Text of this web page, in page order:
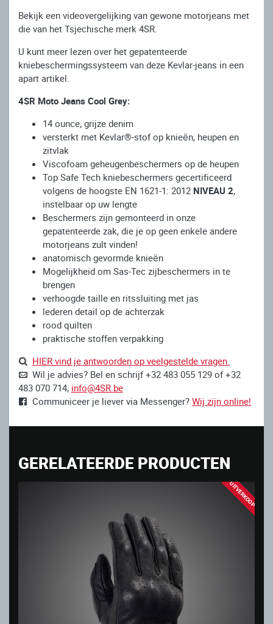
Bekijk een videovergelijking van gewone motorjeans met
die van het Tsjechische merk 4SR.
U kunt meer lezen over het gepatenteerde
kniebeschermingssysteem van deze Kevlar-jeans in een
apart artikel.
4SR Moto Jeans Cool Grey:
14 ounce, grijze denim
versterkt met Kevlar®-stof op knieën, heupen en
zitvlak
Viscofoam geheugenbeschermers op de heupen
Top Safe Tech kniebeschermers gecertificeerd
volgens de hoogste EN 1621-1: 2012 NIVEAU 2,
instelbaar op uw lengte
Beschermers zijn gemonteerd in onze
gepatenteerde zak, die je op geen enkele andere
motorjeans zult vinden!
anatomisch gevormde knieën
Mogelijkheid om Sas-Tec zijbeschermers in te
brengen
verhoogde taille en ritssluiting met jas
lederen detail op de achterzak
rood quilten
praktische stoffen verpakking
HIER vind je antwoorden op veelgestelde vragen.
Wil je advies? Bel en schrijf +32 483 055 129 of +32
483 070 714, info@4SR.be
Communiceer je liever via Messenger? Wij zijn online!
GERELATEERDE PRODUCTEN
UITVERKOOP